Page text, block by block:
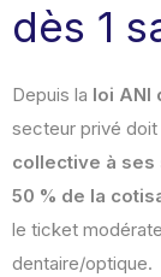
dès 1
Depuis la loi ANI
secteur privé
collective à ses
50 % de la
le ticket
dentaire/optique.